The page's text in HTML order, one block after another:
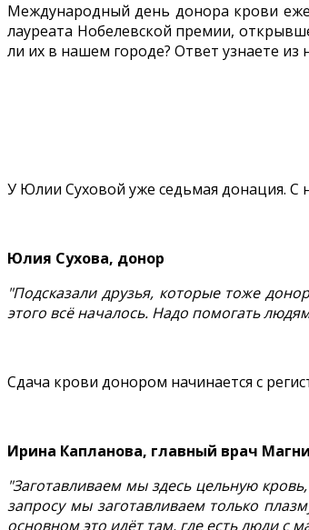
Международный день донора крови
лауреата Нобелевской премии,
ли их в нашем городе? Ответ узнаете из
У Юлии Суховой уже седьмая донация. С
Юлия Сухова, донор
"Подсказали друзья, которые тоже
этого всё началось. Надо помогать
Сдача крови донором начинается с
Ирина Капланова, главный врач
"Заготавливаем мы здесь цельную
запросу мы заготавливаем только
основном это идёт там, где есть люди с